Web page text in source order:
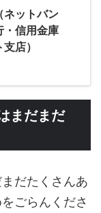
ネットバン
・信用金庫
店）
まだまだ
だたくさんあ
ごらんくださ